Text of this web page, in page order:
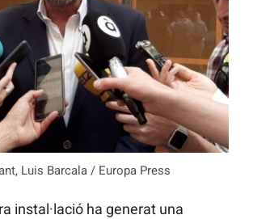
Luis Barcala / Europa Press
instal·lació ha generat una